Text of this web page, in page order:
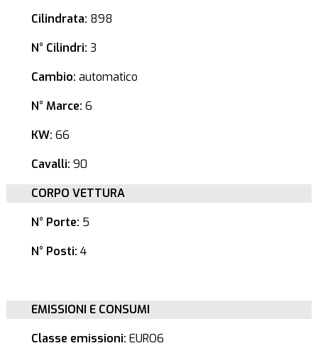
Cilindrata: 898
N° Cilindri: 3
Cambio: automatico
N° Marce: 6
KW: 66
Cavalli: 90
CORPO VETTURA
N° Porte: 5
N° Posti: 4
EMISSIONI E CONSUMI
Classe emissioni: EURO6